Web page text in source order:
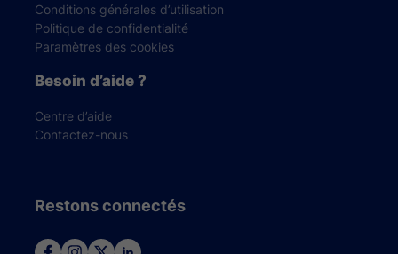
Conditions générales d’utilisation
Politique de confidentialité
Paramètres des cookies
Besoin d’aide ?
Centre d’aide
Contactez-nous
Restons connectés